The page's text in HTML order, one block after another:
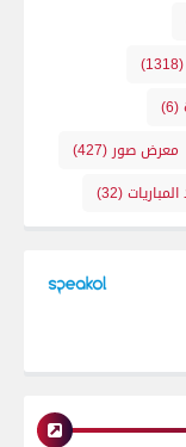
(1318)
(6)
معرض صور (427)
(32)